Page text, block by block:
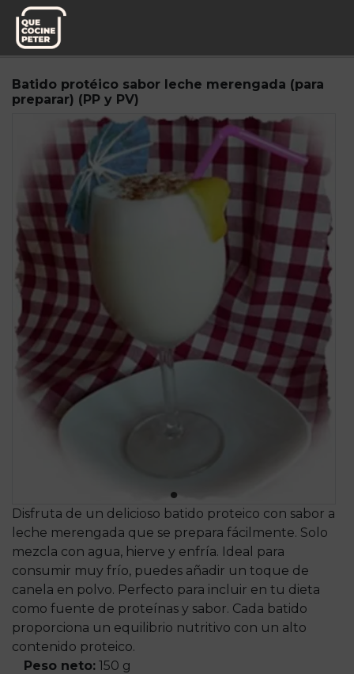
Pedido semanal
Batido protéico sabor leche merengada (para
preparar) (PP y PV)
Disfruta de un delicioso batido proteico con sabor a
leche merengada que se prepara fácilmente. Solo
mezcla con agua, hierve y enfría. Ideal para
consumir muy frío, puedes añadir un toque de
canela en polvo. Perfecto para incluir en tu dieta
como fuente de proteínas y sabor. Cada batido
proporciona un equilibrio nutritivo con un alto
contenido proteico.
Peso neto: 150 g